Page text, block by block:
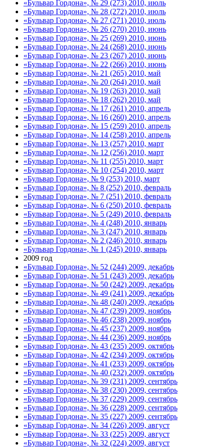
«Бульвар Гордона», № 29 (273) 2010, июль
«Бульвар Гордона», № 28 (272) 2010, июль
«Бульвар Гордона», № 27 (271) 2010, июль
«Бульвар Гордона», № 26 (270) 2010, июнь
«Бульвар Гордона», № 25 (269) 2010, июнь
«Бульвар Гордона», № 24 (268) 2010, июнь
«Бульвар Гордона», № 23 (267) 2010, июнь
«Бульвар Гордона», № 22 (266) 2010, июнь
«Бульвар Гордона», № 21 (265) 2010, май
«Бульвар Гордона», № 20 (264) 2010, май
«Бульвар Гордона», № 19 (263) 2010, май
«Бульвар Гордона», № 18 (262) 2010, май
«Бульвар Гордона», № 17 (261) 2010, апрель
«Бульвар Гордона», № 16 (260) 2010, апрель
«Бульвар Гордона», № 15 (259) 2010, апрель
«Бульвар Гордона», № 14 (258) 2010, апрель
«Бульвар Гордона», № 13 (257) 2010, март
«Бульвар Гордона», № 12 (256) 2010, март
«Бульвар Гордона», № 11 (255) 2010, март
«Бульвар Гордона», № 10 (254) 2010, март
«Бульвар Гордона», № 9 (253) 2010, март
«Бульвар Гордона», № 8 (252) 2010, февраль
«Бульвар Гордона», № 7 (251) 2010, февраль
«Бульвар Гордона», № 6 (250) 2010, февраль
«Бульвар Гордона», № 5 (249) 2010, февраль
«Бульвар Гордона», № 4 (248) 2010, январь
«Бульвар Гордона», № 3 (247) 2010, январь
«Бульвар Гордона», № 2 (246) 2010, январь
«Бульвар Гордона», № 1 (245) 2010, январь
2009 год
«Бульвар Гордона», № 52 (244) 2009, декабрь
«Бульвар Гордона», № 51 (243) 2009, декабрь
«Бульвар Гордона», № 50 (242) 2009, декабрь
«Бульвар Гордона», № 49 (241) 2009, декабрь
«Бульвар Гордона», № 48 (240) 2009, декабрь
«Бульвар Гордона», № 47 (239) 2009, ноябрь
«Бульвар Гордона», № 46 (238) 2009, ноябрь
«Бульвар Гордона», № 45 (237) 2009, ноябрь
«Бульвар Гордона», № 44 (236) 2009, ноябрь
«Бульвар Гордона», № 43 (235) 2009, октябрь
«Бульвар Гордона», № 42 (234) 2009, октябрь
«Бульвар Гордона», № 41 (233) 2009, октябрь
«Бульвар Гордона», № 40 (232) 2009, октябрь
«Бульвар Гордона», № 39 (231) 2009, сентябрь
«Бульвар Гордона», № 38 (230) 2009, сентябрь
«Бульвар Гордона», № 37 (229) 2009, сентябрь
«Бульвар Гордона», № 36 (228) 2009, сентябрь
«Бульвар Гордона», № 35 (227) 2009, сентябрь
«Бульвар Гордона», № 34 (226) 2009, август
«Бульвар Гордона», № 33 (225) 2009, август
«Бульвар Гордона», № 32 (224) 2009, август